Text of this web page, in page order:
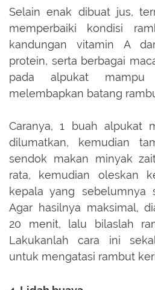
Selain enak dibuat jus,
memperbaiki kondisi
kandungan vitamin A
protein, serta berbagai
pada alpukat mampu
melembapkan batang
Caranya, 1 buah alpukat
dilumatkan, kemudian
sendok makan minyak
rata, kemudian oleskan
kepala yang sebelumnya
Agar hasilnya maksimal,
20 menit, lalu bilaslah
Lakukanlah cara ini
untuk mengatasi rambut